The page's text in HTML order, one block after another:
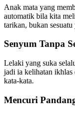
Anak mata yang
automatik bila kita
tarikan, bukan
Senyum Tanpa
Lelaki yang suka
jadi ia kelihatan ikhlas
kata-kata.
Mencuri